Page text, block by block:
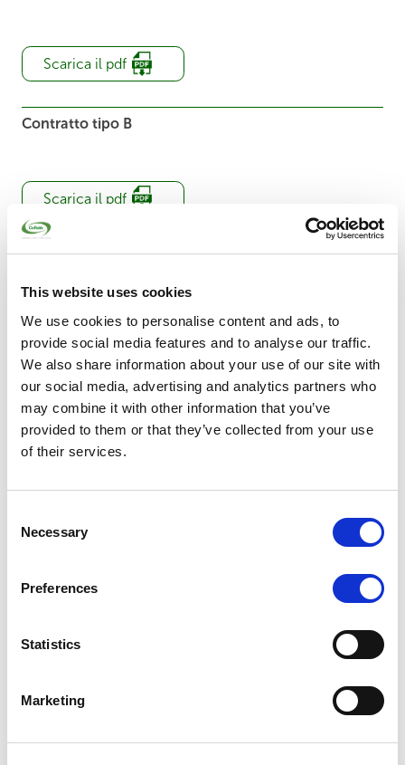
This website uses cookies
We use cookies to personalise content and ads, to
provide social media features and to analyse our traffic.
We also share information about your use of our site with
our social media, advertising and analytics partners who
may combine it with other information that you’ve
provided to them or that they’ve collected from your use
of their services.
Selection
Necessary
Preferences
Statistics
Marketing
Scarica il pdf
Contratto tipo B
Scarica il pdf
incuriosito?
Approfondisci con:
Chi siamo
Cos’è CoReVe?
Scopri di più
I valori che guidano CoReVe verso un futuro più